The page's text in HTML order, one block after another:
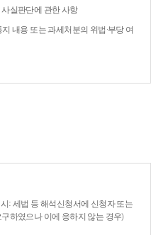
실판단에 관한 사항
내용 또는 과세처분의 위법·부당 여
: 세법 등 해석신청서에 신청자 또는
하였으나 이에 응하지 않는 경우)